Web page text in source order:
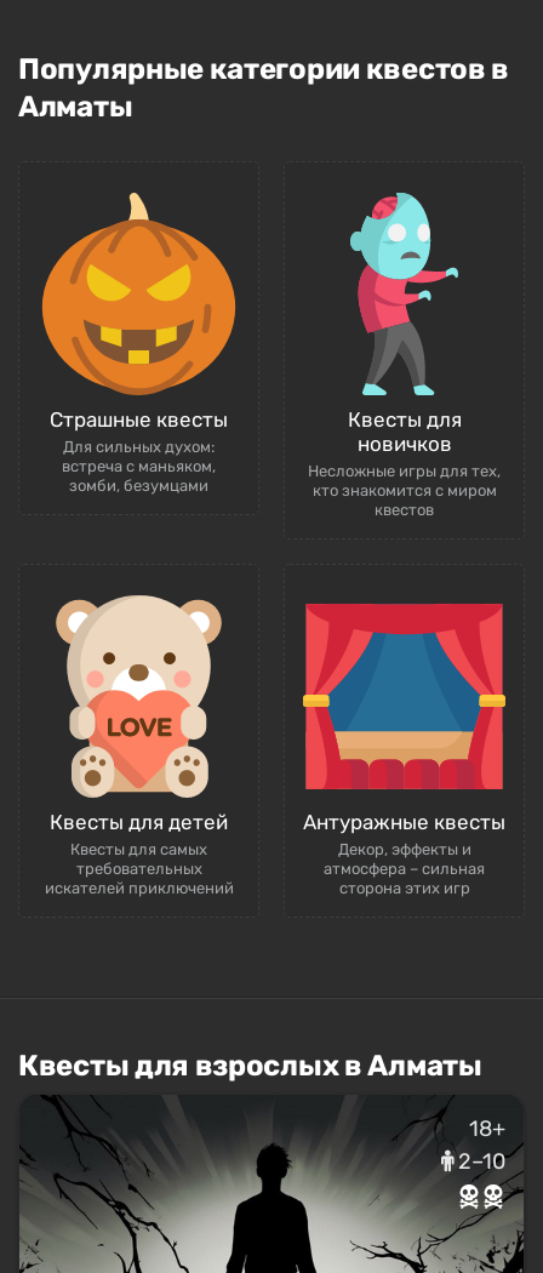
Популярные категории квестов в
Алматы
Страшные квесты
Для сильных духом:
встреча с маньяком,
зомби, безумцами
Квесты для
новичков
Несложные игры для тех,
кто знакомится с миром
квестов
Квесты для детей
Квесты для самых
требовательных
искателей приключений
Антуражные квесты
Декор, эффекты и
атмосфера – сильная
сторона этих игр
Квесты для взрослых в Алматы
18+
2–10